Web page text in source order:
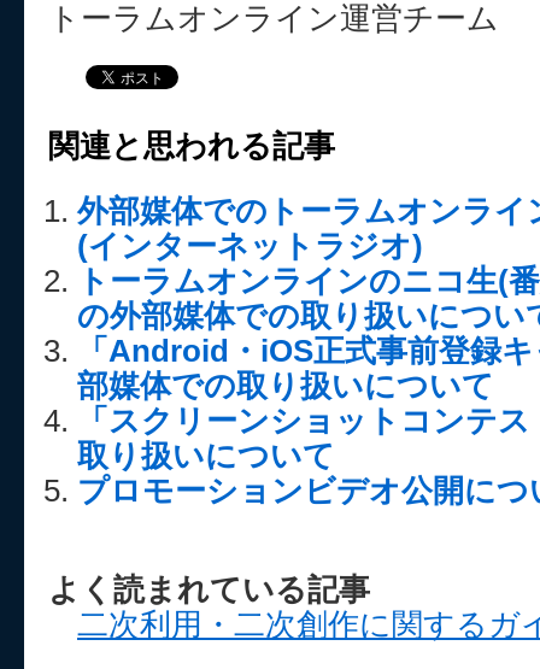
トーラムオンライン運営チーム
関連と思われる記事
外部媒体でのトーラムオンラ
(インターネットラジオ)
トーラムオンラインのニコ生(
の外部媒体での取り扱いについ
「Android・iOS正式事前登録
部媒体での取り扱いについて
「スクリーンショットコンテ
取り扱いについて
プロモーションビデオ公開につ
よく読まれている記事
二次利用・二次創作に関するガ